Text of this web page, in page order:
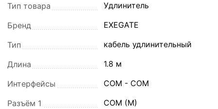
Тип товара Удлинитель
Бренд EXEGATE
Тип кабель удлинительный
Длина 1.8 м
Интерфейсы COM - COM
Разъём 1 COM (M)